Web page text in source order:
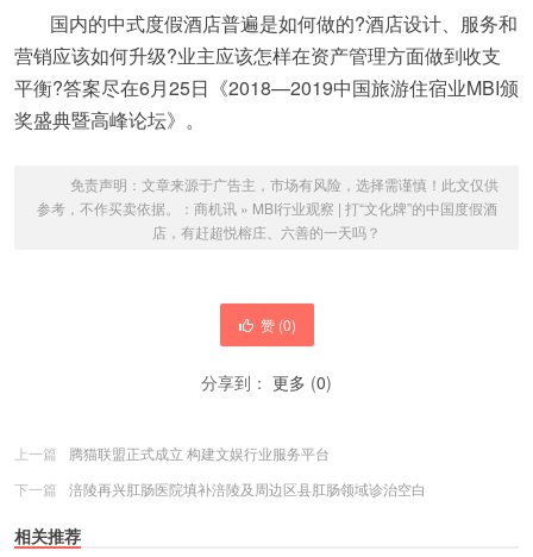
国内的中式度假酒店普遍是如何做的?酒店设计、服务和
营销应该如何升级?业主应该怎样在资产管理方面做到收支
平衡?答案尽在6月25日《2018—2019中国旅游住宿业MBI颁
奖盛典暨高峰论坛》。
免责声明：文章来源于广告主，市场有风险，选择需谨慎！此文仅供
参考，不作买卖依据。： 商机讯» MBI行业观察 | 打“文化牌”的中国度假酒
店，有赶超悦榕庄、六善的一天吗？
赞 (0)
分享到： 更多 (0)
上一篇
腾猫联盟正式成立 构建文娱行业服务平台
下一篇
涪陵再兴肛肠医院填补涪陵及周边区县肛肠领域诊治空白
相关推荐